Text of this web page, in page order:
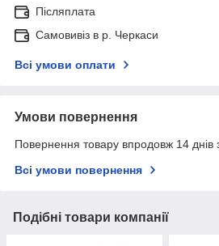
Післяплата
Самовивіз в р. Черкаси
Всі умови оплати
Умови повернення
Повернення товару впродовж 14 днів
Всі умови повернення
Подібні товари компанії